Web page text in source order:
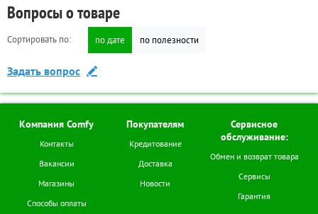
Технические характеристики
Дополнительные
Бренд:
Диагональ экрана
24
Разрешение:
HD,1366x768
Отзывы о товаре
Сортировать по: по дате по полезности
Написать отзыв
Вопросы о товаре
Сортировать по: по дате по полезности
Задать вопрос
Компания Comfy
Контакты
Вакансии
Магазины
Способы оплаты
Покупателям
Кредитование
Доставка
Новости
Сервисное
обслуживание:
Обмен и возврат товара
Сервисы
Гарантия